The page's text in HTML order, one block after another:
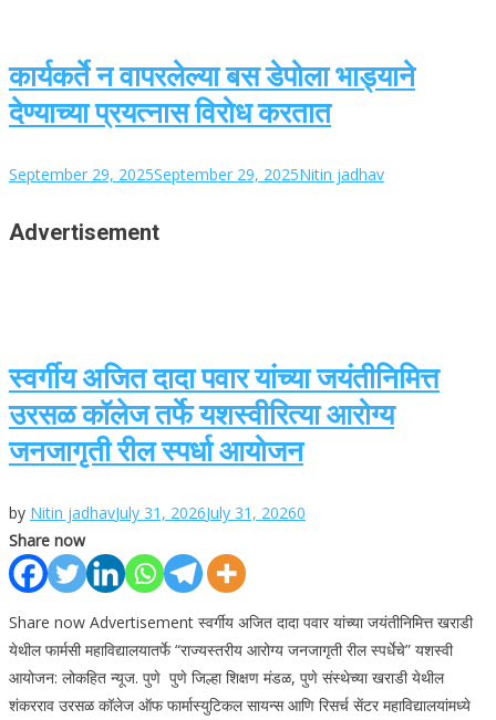
कार्यकर्ते न वापरलेल्या बस डेपोला भाड्याने
देण्याच्या प्रयत्नास विरोध करतात
September 29, 2025September 29, 2025Nitin jadhav
Advertisement
स्वर्गीय अजित दादा पवार यांच्या जयंतीनिमित्त
उरसळ कॉलेज तर्फे यशस्वीरित्या आरोग्य
जनजागृती रील स्पर्धा आयोजन
by Nitin jadhavJuly 31, 2026July 31, 20260
Share now
Share now Advertisement स्वर्गीय अजित दादा पवार यांच्या जयंतीनिमित्त खराडी
येथील फार्मसी महाविद्यालयातर्फे “राज्यस्तरीय आरोग्य जनजागृती रील स्पर्धेचे” यशस्वी
आयोजन: लोकहित न्यूज. पुणे पुणे जिल्हा शिक्षण मंडळ, पुणे संस्थेच्या खराडी येथील
शंकरराव उरसळ कॉलेज ऑफ फार्मास्युटिकल सायन्स आणि रिसर्च सेंटर महाविद्यालयांमध्ये